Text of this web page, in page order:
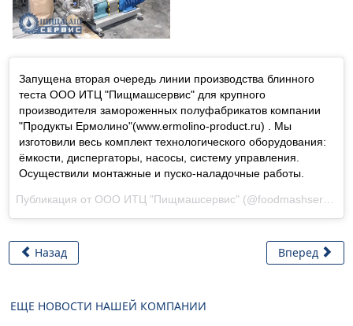
Запущена вторая очередь линии производства блинного
теста ООО ИТЦ "Пищмашсервис" для крупного
производителя замороженных полуфабрикатов компании
"Продукты Ермолино"(www.ermolino-product.ru) . Мы
изготовили весь комплект технологического оборудования:
ёмкости, диспергаторы, насосы, систему управления.
Осуществили монтажные и пуско-наладочные работы.
Публикация от ООО ИТЦ "Пищмашсервис" (@foodmashservice) Ноя 4 2017 в 3:16 PDT
Назад Вперед
ЕЩЕ НОВОСТИ НАШЕЙ КОМПАНИИ